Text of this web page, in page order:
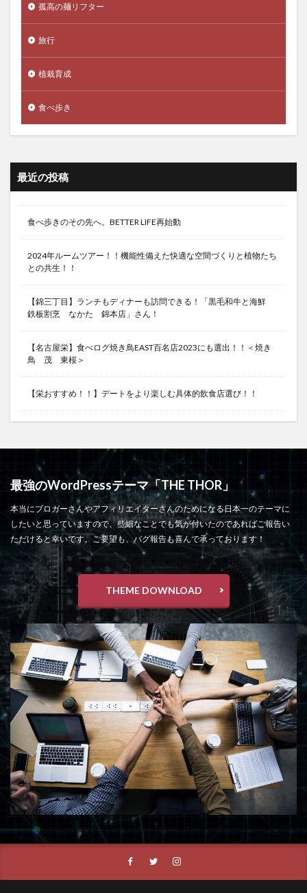
孤高の麺リフター
旅行
植栽育成
食べ歩き
最近の投稿
食べ歩きのその先へ。BETTER LIFE再始動
2024年ルームツアー！！機能性備えた快適な空間づくりと植物たち
との共生！！
【錦三丁目】ランチもディナーも訪問できる！「黒毛和牛と海鮮
鉄板割烹 なかた 錦本店」さん！
【名古屋栄】食べログ焼き鳥EAST百名店2023にも選出！！＜焼き
鳥 茂 東桜＞
【栄おすすめ！！】デートをより楽しむ具体的飲食店選び！！
最強のWordPressテーマ「THE THOR」
本当にブロガーさんやアフィリエイターさんのためになる日本一のテーマに
したいと思っていますので、些細なことでも気が付いたのであればご報告い
ただけると幸いです。ご要望も、バグ報告も喜んで承っております！
THEME DOWNLOAD